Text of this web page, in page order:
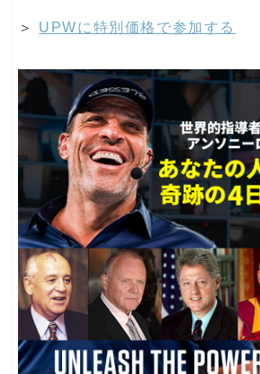
＞ UPWに特別価格で参加する